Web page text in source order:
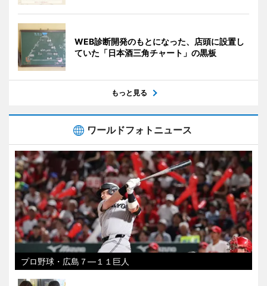
WEB診断開発のもとになった、店頭に設置し
ていた「日本酒三角チャート」の黒板
もっと見る
ワールドフォトニュース
プロ野球・広島７―１１巨人